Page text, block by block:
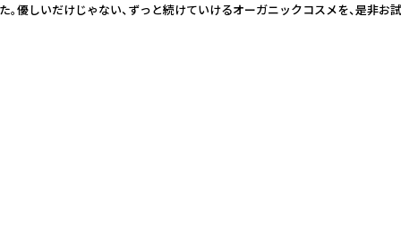
優しいだけじゃない、ずっと続けていけるオーガニックコスメを、是非お